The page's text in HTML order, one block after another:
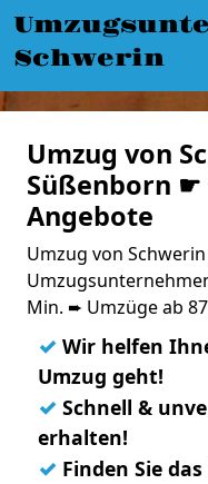
Schwerin
Umzug von
Süßenborn ☛
Angebote
Umzug von
Min. ➨ Umzüge ab
✓ Wir helfen
Umzug geht!
✓ Schnell &
erhalten!
✓ Finden Sie